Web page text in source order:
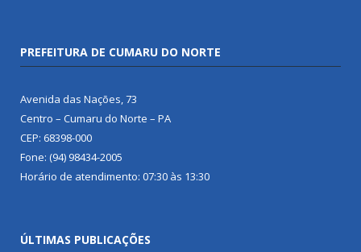
PREFEITURA DE CUMARU DO NORTE
Avenida das Nações, 73
Centro – Cumaru do Norte – PA
CEP: 68398-000
Fone: (94) 98434-2005
Horário de atendimento: 07:30 às 13:30
ÚLTIMAS PUBLICAÇÕES